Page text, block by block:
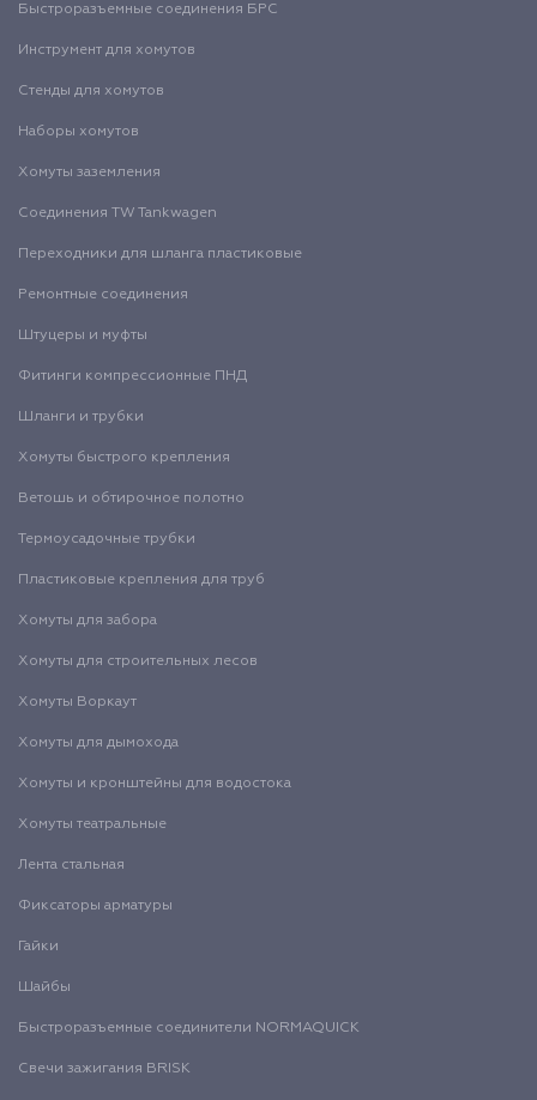
Быстроразъемные соединения БРС
Инструмент для хомутов
Стенды для хомутов
Наборы хомутов
Хомуты заземления
Соединения TW Tankwagen
Переходники для шланга пластиковые
Ремонтные соединения
Штуцеры и муфты
Фитинги компрессионные ПНД
Шланги и трубки
Хомуты быстрого крепления
Ветошь и обтирочное полотно
Термоусадочные трубки
Пластиковые крепления для труб
Хомуты для забора
Хомуты для строительных лесов
Хомуты Воркаут
Хомуты для дымохода
Хомуты и кронштейны для водостока
Хомуты театральные
Лента стальная
Фиксаторы арматуры
Гайки
Шайбы
Быстроразъемные соединители NORMAQUICK
Свечи зажигания BRISK